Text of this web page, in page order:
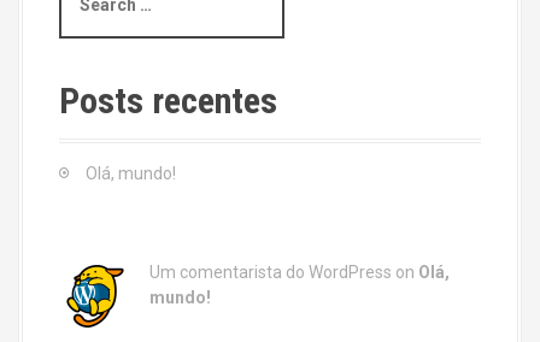
a
c
h
Posts recentes
Olá, mundo!
Um comentarista do WordPress on Olá,
mundo!